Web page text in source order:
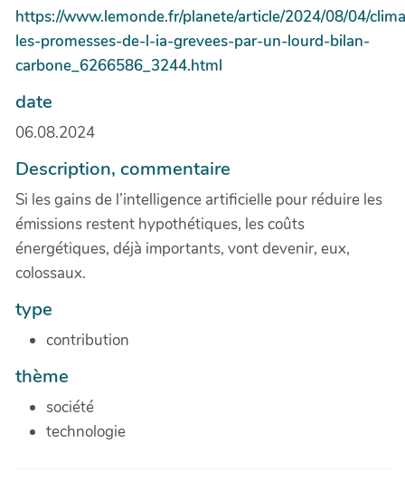
https://www.lemonde.fr/planete/article/2024/08/04/
les-promesses-de-l-ia-grevees-par-un-lourd-bilan-
carbone_6266586_3244.html
date
06.08.2024
Description, commentaire
Si les gains de l’intelligence artificielle pour réduire les
émissions restent hypothétiques, les coûts
énergétiques, déjà importants, vont devenir, eux,
colossaux.
type
contribution
thème
société
technologie